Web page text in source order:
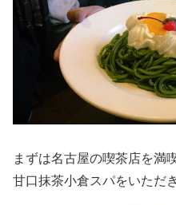
まずは名古屋の喫茶店を満
甘口抹茶小倉スパをいただ